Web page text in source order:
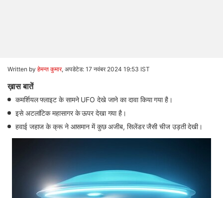
Written by हेमन्त कुमार, अपडेटेड: 17 नवंबर 2024 19:53 IST
ख़ास बातें
कमर्शियल फ्लाइट के सामने UFO देखे जाने का दावा किया गया है।
इसे अटलांटिक महासागर के ऊपर देखा गया है।
हवाई जहाज के क्रू ने आसमान में कुछ अजीब, सिलेंडर जैसी चीज उड़ती देखी।